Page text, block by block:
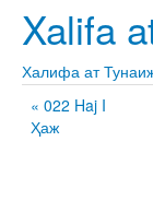
Xalifa
Халифа ат
« 022 Haj I
Ҳаж